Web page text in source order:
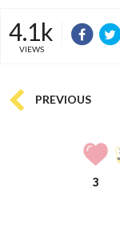
4.1k
VIEWS
PREVIOUS
3